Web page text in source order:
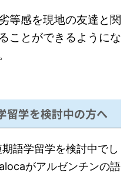
等感を現地の友達と関
ことができるようにな
留学を検討中の方へ
語学留学を検討中でし
がアルゼンチンの語